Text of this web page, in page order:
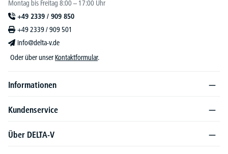
Montag bis Freitag 8:00 – 17:00 Uhr
+49 2339 / 909 850
+49 2339 / 909 501
info@delta-v.de
Oder über unser Kontaktformular.
Informationen
Kundenservice
Über DELTA-V